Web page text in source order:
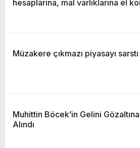
hesaplarına, mal varlıklarına el
Müzakere çıkmazı piyasayı sarstı
Muhittin Böcek’in Gelini Gözaltına
Alındı